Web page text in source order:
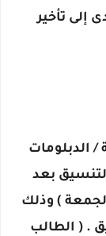
إلى تأخير
/ الدبلومات
التنسيق بعد
يوم الجمعة ) وذلك
. ( الطالب